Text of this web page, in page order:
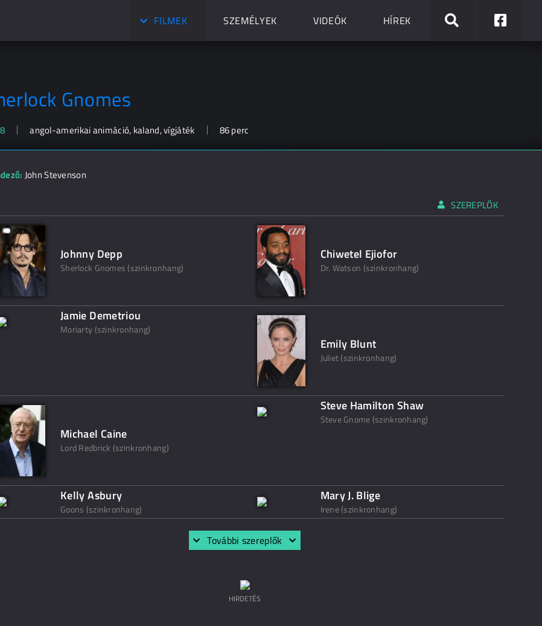
FILMEK SZEMÉLYEK VIDEÓK HÍREK
Gnomes
angol-amerikai animáció, kaland, vígjáték 86 perc
John Stevenson
SZEREPLŐK
Johnny Depp
Sherlock Gnomes (szinkronhang)
Chiwetel Ejiofor
Dr. Watson (szinkronhang)
Jamie Demetriou
Moriarty (szinkronhang)
Emily Blunt
Juliet (szinkronhang)
Michael Caine
Lord Redbrick (szinkronhang)
Steve Hamilton Shaw
Steve Gnome (szinkronhang)
Kelly Asbury
Goons (szinkronhang)
Mary J. Blige
Irene (szinkronhang)
További szereplők
HIRDETÉS